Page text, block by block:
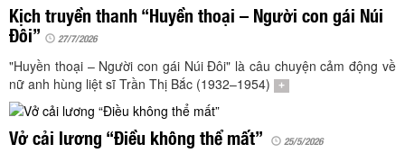
Sân khấu
Thiếu nhi
Kết nối VOV6
Kịch truyền thanh “Huyền thoại – Người con gái Núi
Đôi” 27/7/2026
"Huyền thoại – Người con gái Núi Đôi" là câu chuyện cảm động về
nữ anh hùng liệt sĩ Trần Thị Bắc (1932–1954)
+
Vở cải lương “Điều không thể mất” 25/5/2026